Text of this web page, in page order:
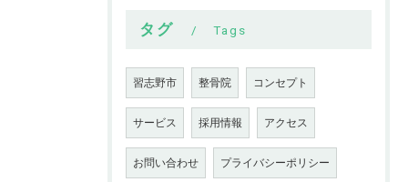
タグ Tags
習志野市 整骨院 コンセプト
サービス 採用情報 アクセス
お問い合わせ プライバシーポリシー